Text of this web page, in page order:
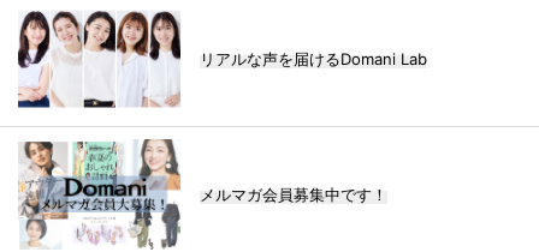
リアルな声を届けるDomani Lab
メルマガ会員募集中です！